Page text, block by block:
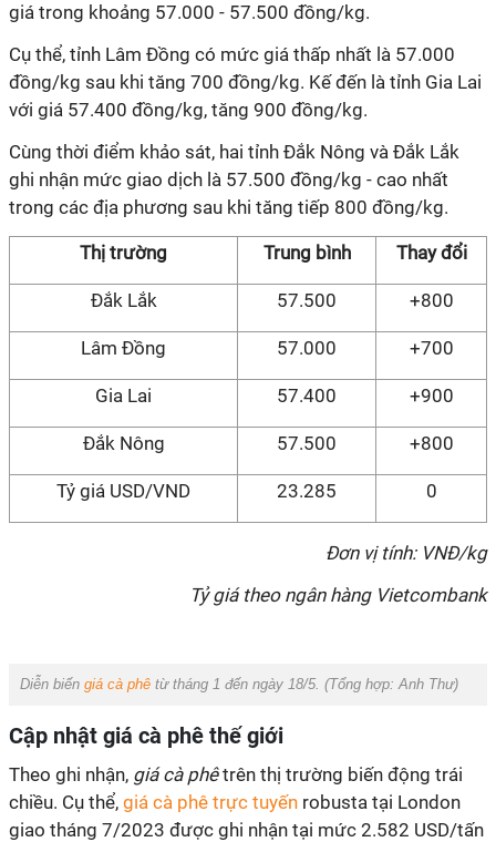
giá trong khoảng 57.000 - 57.500 đồng/kg.
Cụ thể, tỉnh Lâm Đồng có mức giá thấp nhất là 57.000
đồng/kg sau khi tăng 700 đồng/kg. Kế đến là tỉnh Gia Lai
với giá 57.400 đồng/kg, tăng 900 đồng/kg.
Cùng thời điểm khảo sát, hai tỉnh Đắk Nông và Đắk Lắk
ghi nhận mức giao dịch là 57.500 đồng/kg - cao nhất
trong các địa phương sau khi tăng tiếp 800 đồng/kg.
Thị trường Trung bình Thay đổi
Đắk Lắk 57.500 +800
Lâm Đồng 57.000 +700
Gia Lai 57.400 +900
Đắk Nông 57.500 +800
Tỷ giá USD/VND 23.285 0
Đơn vị tính: VNĐ/kg
Tỷ giá theo ngân hàng Vietcombank
Diễn biến giá cà phê từ tháng 1 đến ngày 18/5. (Tổng hợp:Anh Thư)
Cập nhật giá cà phê thế giới
Theo ghi nhận, giá cà phêtrên thị trường biến động trái
chiều. Cụ thể, giá cà phê trực tuyến robusta tại London
giao tháng 7/2023 được ghi nhận tại mức 2.582 USD/tấn